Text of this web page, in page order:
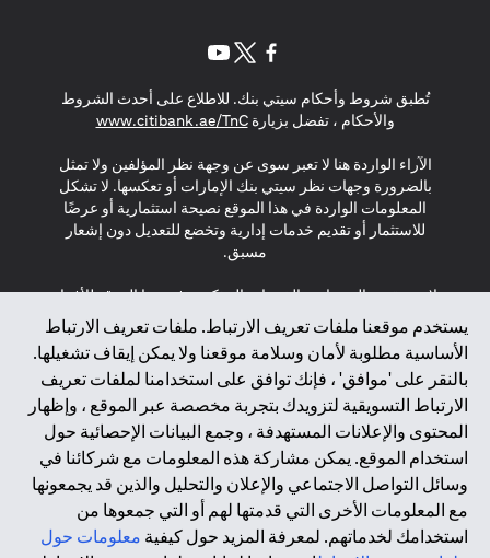
يستخدم موقعنا ملفات تعريف الارتباط. ملفات تعريف الارتباط
الأساسية مطلوبة لأمان وسلامة موقعنا ولا يمكن إيقاف تشغيلها.
بالنقر على 'موافق' ، فإنك توافق على استخدامنا لملفات تعريف
الارتباط التسويقية لتزويدك بتجربة مخصصة عبر الموقع ، وإظهار
المحتوى والإعلانات المستهدفة ، وجمع البيانات الإحصائية حول
استخدام الموقع. يمكن مشاركة هذه المعلومات مع شركائنا في
وسائل التواصل الاجتماعي والإعلان والتحليل والذين قد يجمعونها
مع المعلومات الأخرى التي قدمتها لهم أو التي جمعوها من
استخدامك لخدماتهم. لمعرفة المزيد حول كيفية معلومات حول
تُطبق شروط وأحكام سيتي بنك. للاطلاع على أحدث الشروط
والأحكام ، تفضل بزيارةwww.citibank.ae/TnC
in a new tab
الآراء الواردة هنا لا تعبر سوى عن وجهة نظر المؤلفين ولا تمثل
بالضرورة وجهات نظر سيتي بنك الإمارات أو تعكسها. لا تشكل
المعلومات الواردة في هذا الموقع نصيحة استثمارية أو عرضًا
للاستثمار أو تقديم خدمات إدارية وتخضع للتعديل دون إشعار
مسبق.
لا يتم تقديم المنتجات والخدمات المذكورة في هذا الموقع للأفراد
المقيمين في الاتحاد الأوروبي أو المنطقة الاقتصادية الأوروبية أو
سويسرا أو غيرنسي أو جيرسي أو موناكو أو سان مارينو أو
الفاتيكان أو جزيرة مان أو المملكة المتحدة أو خصوصية البيانات
(لائحة حماية البيانات العامة \ قانون حماية البيانات الشخصية
العامة \ قانون خصوصية نيوزيلندا). المحتوى الموجود في هذه
الصفحة ليس ولا ينبغي تفسيره على أنه عرض أو دعوة أو دعوة
لشراء أو بيع أي من المنتجات والخدمات المذكورة هنا لمثل هؤلاء
الأفراد.
*GDPR – اللائحة العامة لحماية البيانات؛ * LGPD – Lei Geral de
Proteção de Dados Pessoais ; *NZPA – قانون الخصوصية